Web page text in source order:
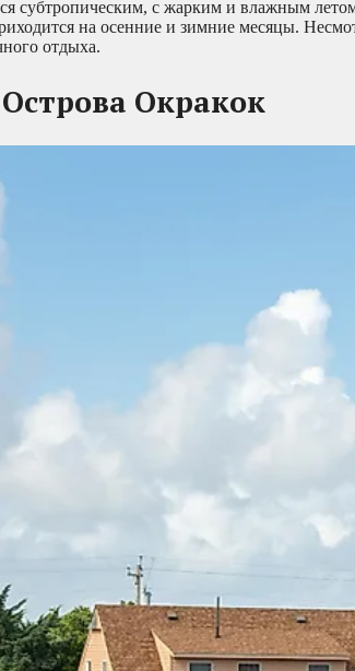
субтропическим, с жарким и влажным
на осенние и зимние месяцы.
отдыха.
Окракок